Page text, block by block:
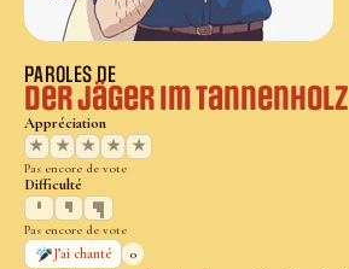
PAROLES DE
Der Jäger im Tannenholz
Appréciation
★
★ ★ ★ ★
Pas encore de vote
Difficulté
Pas encore de vote
J’ai chanté
0